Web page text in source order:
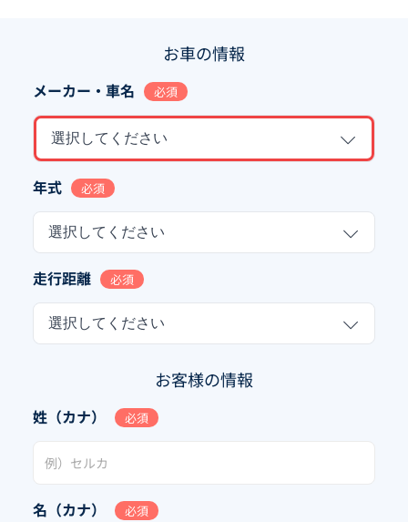
お車の情報
メーカー・車名 必須
選択してください
年式 必須
選択してください
走行距離 必須
選択してください
お客様の情報
姓（カナ） 必須
名（カナ） 必須